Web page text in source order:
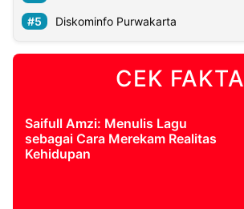
Diskominfo Purwakarta
CEK FAKTA
Saifull Amzi: Menulis Lagu
sebagai Cara Merekam Realitas
Kehidupan